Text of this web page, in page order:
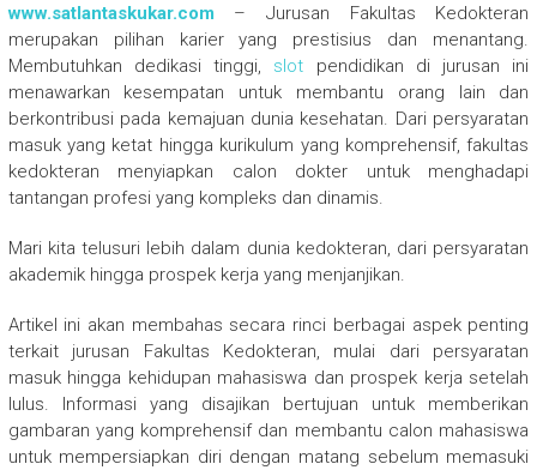
www.satlantaskukar.com – Jurusan Fakultas Kedokteran
merupakan pilihan karier yang prestisius dan menantang.
Membutuhkan dedikasi tinggi, slot pendidikan di jurusan ini
menawarkan kesempatan untuk membantu orang lain dan
berkontribusi pada kemajuan dunia kesehatan. Dari persyaratan
masuk yang ketat hingga kurikulum yang komprehensif, fakultas
kedokteran menyiapkan calon dokter untuk menghadapi
tantangan profesi yang kompleks dan dinamis.
Mari kita telusuri lebih dalam dunia kedokteran, dari persyaratan
akademik hingga prospek kerja yang menjanjikan.
Artikel ini akan membahas secara rinci berbagai aspek penting
terkait jurusan Fakultas Kedokteran, mulai dari persyaratan
masuk hingga kehidupan mahasiswa dan prospek kerja setelah
lulus. Informasi yang disajikan bertujuan untuk memberikan
gambaran yang komprehensif dan membantu calon mahasiswa
untuk mempersiapkan diri dengan matang sebelum memasuki